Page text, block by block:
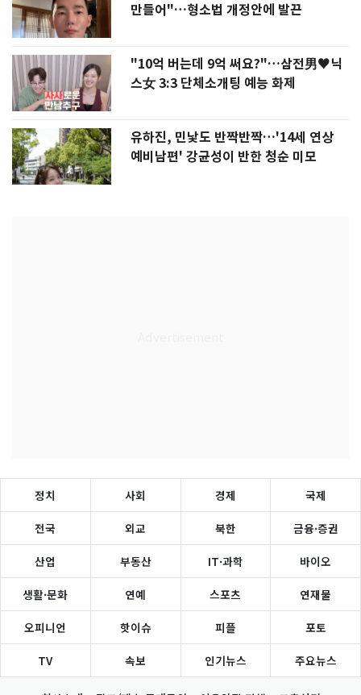
만들어"…형소법 개정안에 발끈
"10억 버는데 9억 써요?"…삼전男♥닉
스女 3:3 단체소개팅 예능 화제
유하진, 민낯도 반짝반짝…'14세 연상
예비남편' 강균성이 반한 청순 미모
정치 사회 경제 국제
전국 외교 북한 금융·증권
산업 부동산 IT·과학 바이오
생활·문화 연예 스포츠 연재물
오피니언 핫이슈 피플 포토
TV 속보 인기뉴스 주요뉴스